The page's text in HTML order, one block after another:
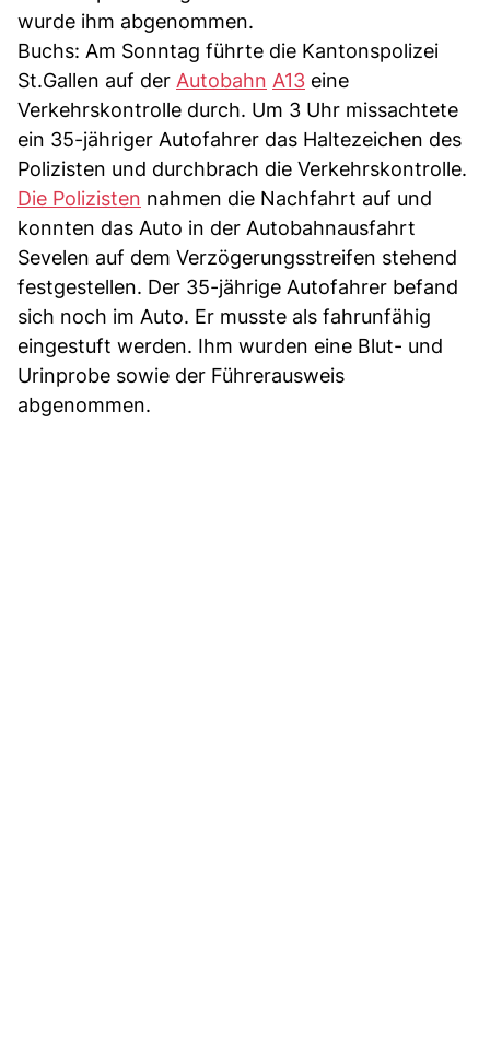
wurde ihm abgenommen.
Buchs: Am Sonntag führte die Kantonspolizei
St.Gallen auf der Autobahn A13 eine
Verkehrskontrolle durch. Um 3 Uhr missachtete
ein 35-jähriger Autofahrer das Haltezeichen des
Polizisten und durchbrach die Verkehrskontrolle.
Die Polizisten nahmen die Nachfahrt auf und
konnten das Auto in der Autobahnausfahrt
Sevelen auf dem Verzögerungsstreifen stehend
festgestellen. Der 35-jährige Autofahrer befand
sich noch im Auto. Er musste als fahrunfähig
eingestuft werden. Ihm wurden eine Blut- und
Urinprobe sowie der Führerausweis
abgenommen.